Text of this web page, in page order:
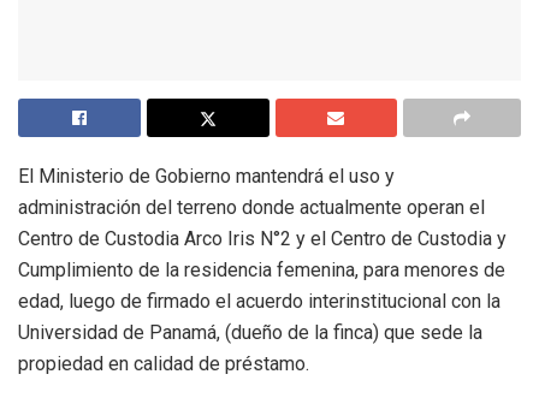
El Ministerio de Gobierno mantendrá el uso y
administración del terreno donde actualmente operan el
Centro de Custodia Arco Iris N°2 y el Centro de Custodia y
Cumplimiento de la residencia femenina, para menores de
edad, luego de firmado el acuerdo interinstitucional con la
Universidad de Panamá, (dueño de la finca) que sede la
propiedad en calidad de préstamo.